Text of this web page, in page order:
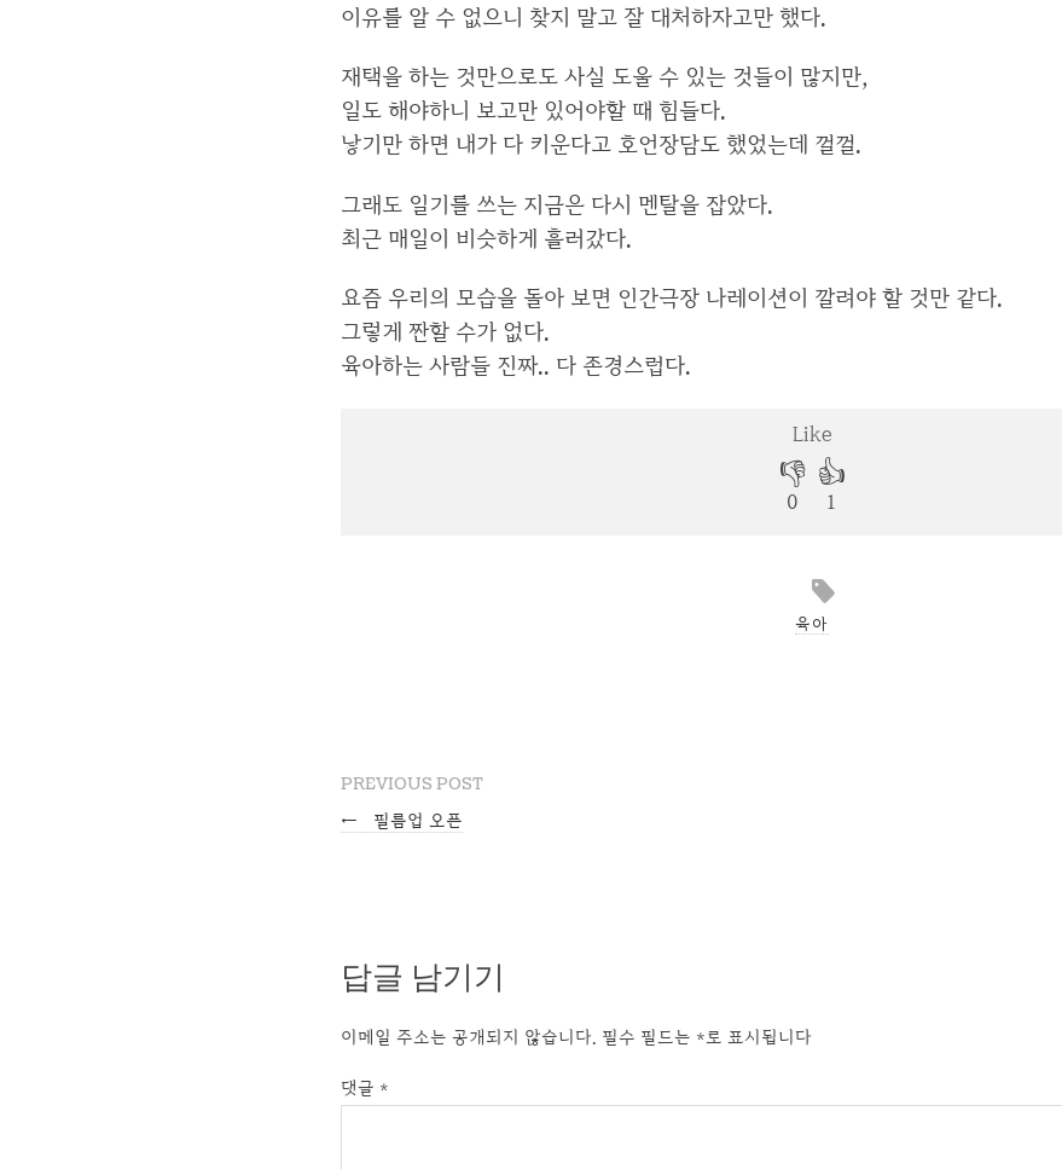
이유를 알 수 없으니 찾지 말고 잘 대처하자고만 했다.
재택을 하는 것만으로도 사실 도울 수 있는 것들이 많지만,
일도 해야하니 보고만 있어야할 때 힘들다.
낳기만 하면 내가 다 키운다고 호언장담도 했었는데 껄껄.
그래도 일기를 쓰는 지금은 다시 멘탈을 잡았다.
최근 매일이 비슷하게 흘러갔다.
요즘 우리의 모습을 돌아 보면 인간극장 나레이션이 깔려야 할 것만 같다.
그렇게 짠할 수가 없다.
육아하는 사람들 진짜.. 다 존경스럽다.
육아
PREVIOUS POST
← 필름업 오픈
답글 남기기
이메일 주소는 공개되지 않습니다. 필수 필드는 *로 표시됩니다
댓글 *